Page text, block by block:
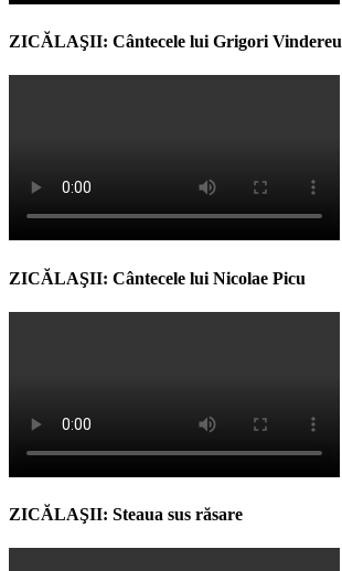
ZICĂLAŞII: Cântecele lui Grigori Vindereu
ZICĂLAŞII: Cântecele lui Nicolae Picu
ZICĂLAŞII: Steaua sus răsare